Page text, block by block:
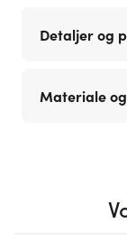
Detaljer og
Materiale